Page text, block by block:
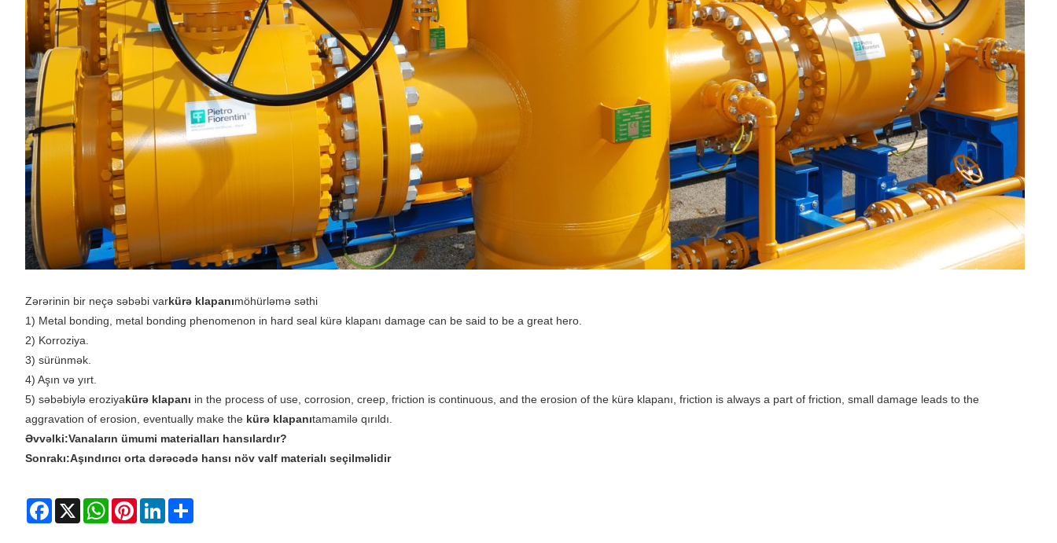
Zərərinin bir neçə səbəbi varkürə klapanımöhürləmə səthi
1) Metal bonding, metal bonding phenomenon in hard seal kürə klapanı damage can be said to be a great hero.
2) Korroziya.
3) sürünmək.
4) Aşın və yırt.
5) səbəbiylə eroziyakürə klapanı in the process of use, corrosion, creep, friction is continuous, and the erosion of the kürə klapanı, friction is always a part of friction, small damage leads to the
aggravation of erosion, eventually make the kürə klapanıtamamilə qırıldı.
Əvvəlki:Vanaların ümumi materialları hansılardır?
Sonrakı:Aşındırıcı orta dərəcədə hansı növ valf materialı seçilməlidir
Facebook
X WhatsAppPinterestLinkedIn